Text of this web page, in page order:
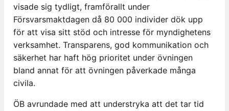
visade sig tydligt, framförallt under
Försvarsmaktdagen då 80 000 individer dök upp
för att visa sitt stöd och intresse för myndighetens
verksamhet. Transparens, god kommunikation och
säkerhet har haft hög prioritet under övningen
bland annat för att övningen påverkade många
civila.
ÖB avrundade med att understryka att det tar tid